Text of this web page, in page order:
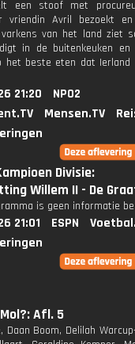
een stoof met
vriendin Avril bezoekt
van het land ziet
in de buitenkeuken
het beste eten dat Ierland
21:20
NPO2
Mensen.TV
Divisie:
Willem II - De
is geen informatie
21:01 ESPN
Afl. 5
Daan Boom, Delilah